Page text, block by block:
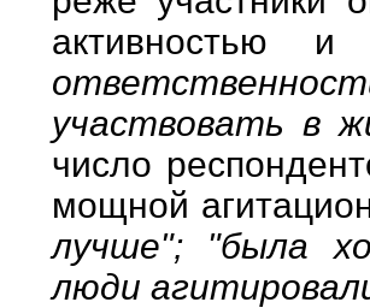
активностью и
участвовать в
число
мощной
лучше"; "была
люди